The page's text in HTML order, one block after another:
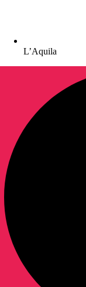
L’Aquila